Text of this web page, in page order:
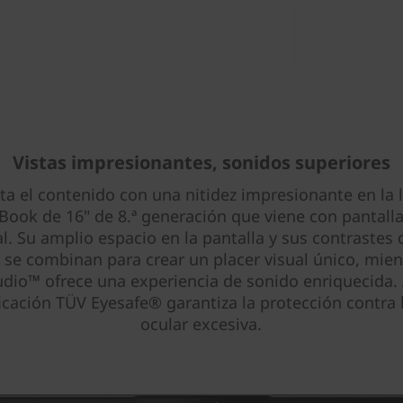
Vistas impresionantes, sonidos superiores
el contenido con una nitidez impresionante en la
de 16" de 8.ª generación que viene con
Su amplio espacio en la pantalla y sus contrastes
se combinan para crear un placer visual único,
ofrece una experiencia de sonido enriquecida.
TÜV Eyesafe® garantiza la protección contra
ocular excesiva.